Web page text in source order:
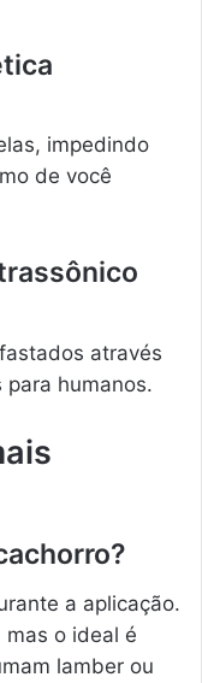
impedindo
de você
através
humanos.
a aplicação.
mas o ideal é
lamber ou